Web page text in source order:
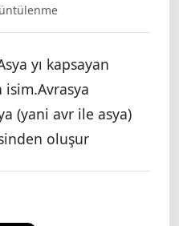
yı kapsayan
(yani avr ile asya)
oluşur